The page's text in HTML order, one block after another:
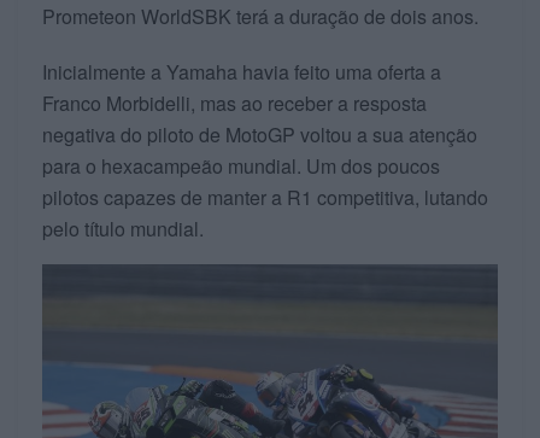
Prometeon WorldSBK terá a duração de dois anos.
Inicialmente a Yamaha havia feito uma oferta a
Franco Morbidelli, mas ao receber a resposta
negativa do piloto de MotoGP voltou a sua atenção
para o hexacampeão mundial. Um dos poucos
pilotos capazes de manter a R1 competitiva, lutando
pelo título mundial.